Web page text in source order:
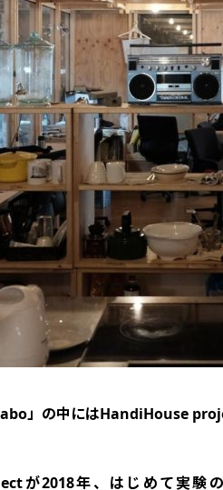
」の中にはHandiHouse
が2018年、はじめて実験